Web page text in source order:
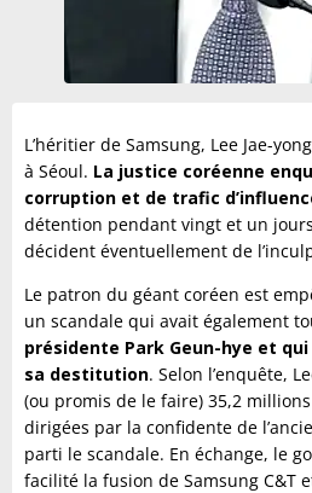
L’héritier de Samsung, Lee Jae-
à Séoul. La justice coréenne
corruption et de trafic
détention pendant vingt et un
décident éventuellement de
Le patron du géant coréen est
un scandale qui avait également
présidente Park Geun-hye et
sa destitution. Selon l’enquête,
(ou promis de le faire) 35,2
dirigées par la confidente de
parti le scandale. En échange, le
facilité la fusion de Samsung C&T